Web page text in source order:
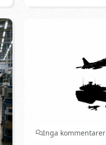
lagerrobotar
Inga kommentarer